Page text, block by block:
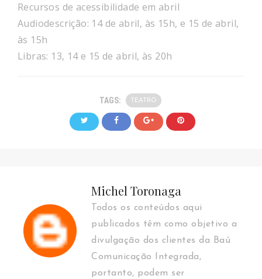
Recursos de acessibilidade em abril
Audiodescrição: 14 de abril, às 15h, e 15 de abril,
às 15h
Libras: 13, 14 e 15 de abril, às 20h
TAGS: TEATRO
Michel Toronaga
Todos os conteúdos aqui
publicados têm como objetivo a
divulgação dos clientes da Baú
Comunicação Integrada,
portanto, podem ser